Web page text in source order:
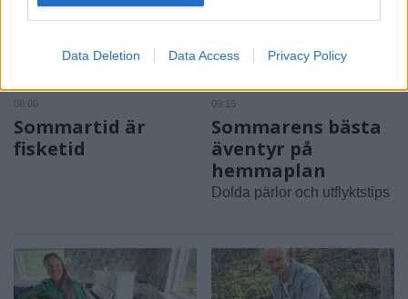
Data Deletion Data Access Privacy Policy
ÖSTERGÖTLAND 2026-7-22 KL.
08:00
Sommartid är
fisketid
ÖSTERGÖTLAND 2026-7-21 KL.
09:15
Sommarens bästa
äventyr på
hemmaplan
Dolda pärlor och utflyktstips